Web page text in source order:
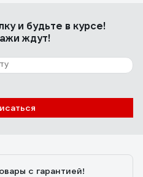
и будьте в курсе!
ждут!
с гарантией!